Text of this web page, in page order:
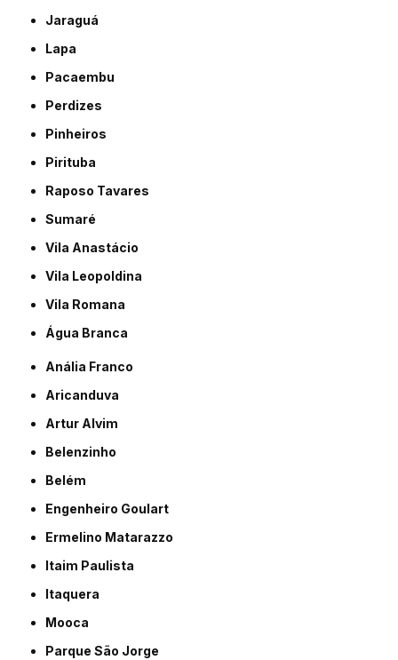
Jaraguá
Lapa
Pacaembu
Perdizes
Pinheiros
Pirituba
Raposo Tavares
Sumaré
Vila Anastácio
Vila Leopoldina
Vila Romana
Água Branca
Anália Franco
Aricanduva
Artur Alvim
Belenzinho
Belém
Engenheiro Goulart
Ermelino Matarazzo
Itaim Paulista
Itaquera
Mooca
Parque São Jorge